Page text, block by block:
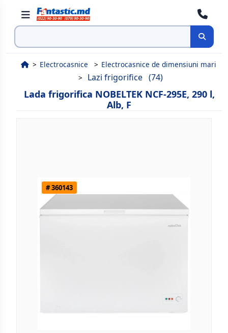
Cauta
Electrocasnice Electrocasnice de dimensiuni mari
Lazi frigorifice (74)
Lada frigorifica NOBELTEK NCF-295E, 290 l,
Alb, F
# 360143